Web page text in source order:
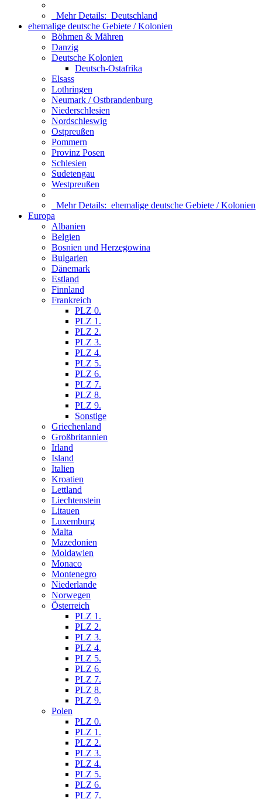
Mehr Details: Deutschland
ehemalige deutsche Gebiete / Kolonien
Böhmen & Mähren
Danzig
Deutsche Kolonien
Deutsch-Ostafrika
Elsass
Lothringen
Neumark / Ostbrandenburg
Niederschlesien
Nordschleswig
Ostpreußen
Pommern
Provinz Posen
Schlesien
Sudetengau
Westpreußen
Mehr Details: ehemalige deutsche Gebiete / Kolonien
Europa
Albanien
Belgien
Bosnien und Herzegowina
Bulgarien
Dänemark
Estland
Finnland
Frankreich
PLZ 0.
PLZ 1.
PLZ 2.
PLZ 3.
PLZ 4.
PLZ 5.
PLZ 6.
PLZ 7.
PLZ 8.
PLZ 9.
Sonstige
Griechenland
Großbritannien
Irland
Island
Italien
Kroatien
Lettland
Liechtenstein
Litauen
Luxemburg
Malta
Mazedonien
Moldawien
Monaco
Montenegro
Niederlande
Norwegen
Österreich
PLZ 1.
PLZ 2.
PLZ 3.
PLZ 4.
PLZ 5.
PLZ 6.
PLZ 7.
PLZ 8.
PLZ 9.
Polen
PLZ 0.
PLZ 1.
PLZ 2.
PLZ 3.
PLZ 4.
PLZ 5.
PLZ 6.
PLZ 7.